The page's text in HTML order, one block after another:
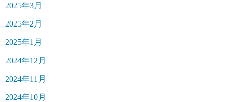
2025年3月
2025年2月
2025年1月
2024年12月
2024年11月
2024年10月